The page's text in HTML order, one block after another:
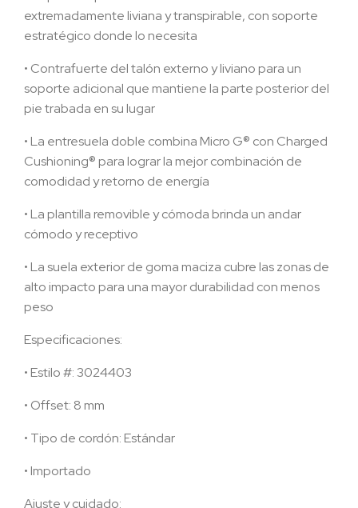
extremadamente liviana y transpirable, con soporte
estratégico donde lo necesita
• Contrafuerte del talón externo y liviano para un
soporte adicional que mantiene la parte posterior del
pie trabada en su lugar
• La entresuela doble combina Micro G® con Charged
Cushioning® para lograr la mejor combinación de
comodidad y retorno de energía
• La plantilla removible y cómoda brinda un andar
cómodo y receptivo
• La suela exterior de goma maciza cubre las zonas de
alto impacto para una mayor durabilidad con menos
peso
Especificaciones:
• Estilo #: 3024403
• Offset: 8 mm
• Tipo de cordón: Estándar
• Importado
Ajuste y cuidado: